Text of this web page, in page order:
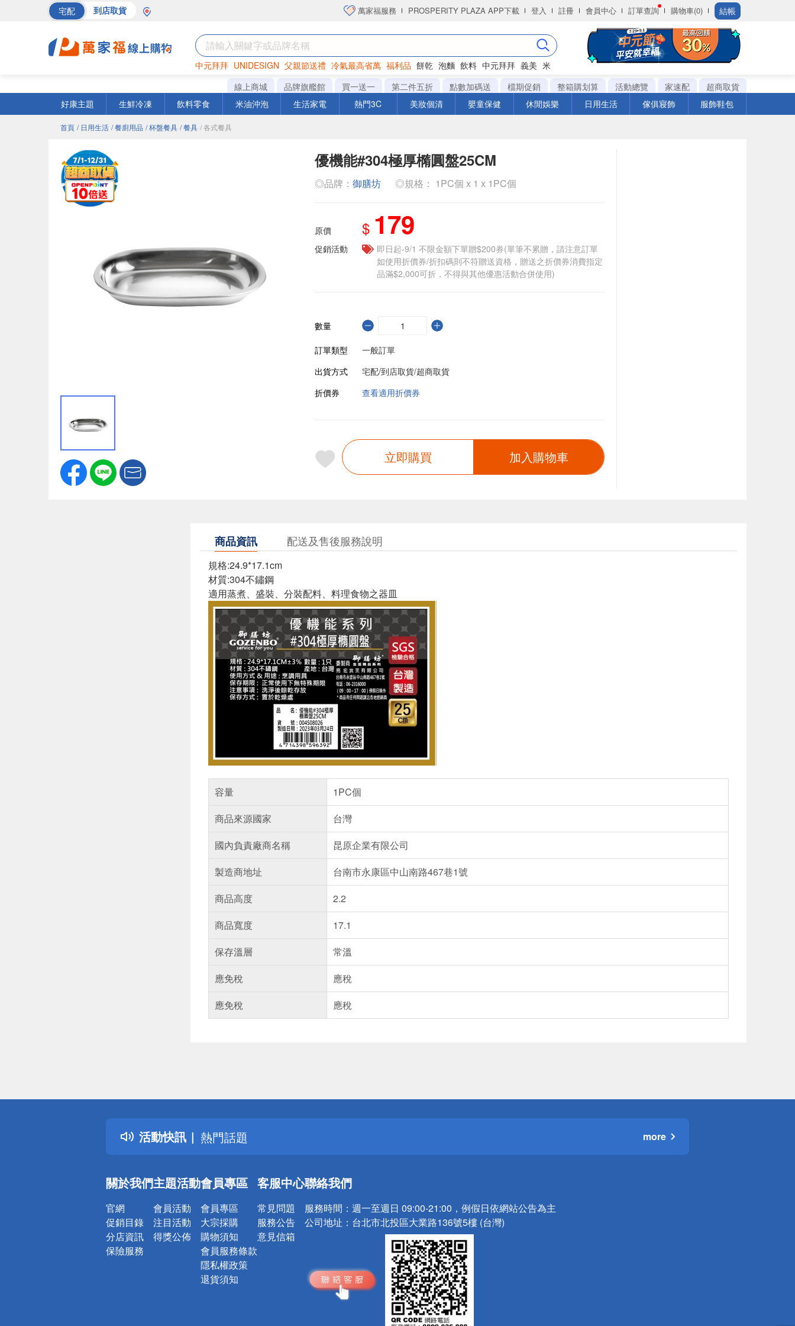
宅配 到店取貨 萬家福服務 PROSPERITY PLAZA APP下載 登入 註冊 會員中心 訂單查詢 購物車(0) 結帳
中元拜拜 UNIDESIGN 父親節送禮 冷氣最高省萬 福利品 餅乾 泡麵 飲料 中元拜拜 義美 米
罐頭 海苔 洋芋片
線上商城 品牌旗艦館 買一送一 第二件五折 點數加碼送 檔期促銷 整箱購划算 活動總覽 家速配
超商取貨
好康主題
生鮮冷凍 飲料零食 米油沖泡 生活家電 熱門3C 美妝個清 嬰童保健 休閒娛樂 日用生活 傢俱寢飾 服飾鞋包
首頁 / 日用生活 / 餐廚用品 / 杯盤餐具 / 餐具 / 各式餐具
優機能#304極厚橢圓盤25CM
◎品牌： 御膳坊 ◎規格： 1PC個 x 1 x 1PC個
原價 $ 179
促銷活動
即日起-9/1 不限金額下單贈$200券(單筆不累贈，請注意訂單
如使用折價券/折扣碼則不符贈送資格，贈送之折價券消費指定
品滿$2,000可折，不得與其他優惠活動合併使用)
數量
訂單類型
一般訂單
出貨方式
宅配/到店取貨/超商取貨
折價券
查看適用折價券
立即購買 加入購物車
商品資訊 配送及售後服務說明
規格:24.9*17.1cm
材質:304不鏽鋼
適用蒸煮、盛裝、分裝配料、料理食物之器皿
容量
1PC個
商品來源國家
台灣
國內負責廠商名稱
昆原企業有限公司
製造商地址
台南市永康區中山南路467巷1號
商品高度
2.2
商品寬度
17.1
保存溫層
常溫
應免稅
應稅
應免稅
應稅
活動快訊
詐騙網頁！請小心！
得獎公告
熱門話題
銀行優惠
詐騙網頁！請小心！
more
關於我們
官網
促銷目錄
分店資訊
保險服務
主題活動
會員活動
注目活動
得獎公佈
會員專區
會員專區
大宗採購
購物須知
會員服務條款
隱私權政策
退貨須知
客服中心
常見問題
服務公告
意見信箱
聯絡我們
服務時間： 週一至週日 09:00-21:00，例假日依網站公告為主
公司地址： 台北市北投區大業路136號5樓 (台灣)